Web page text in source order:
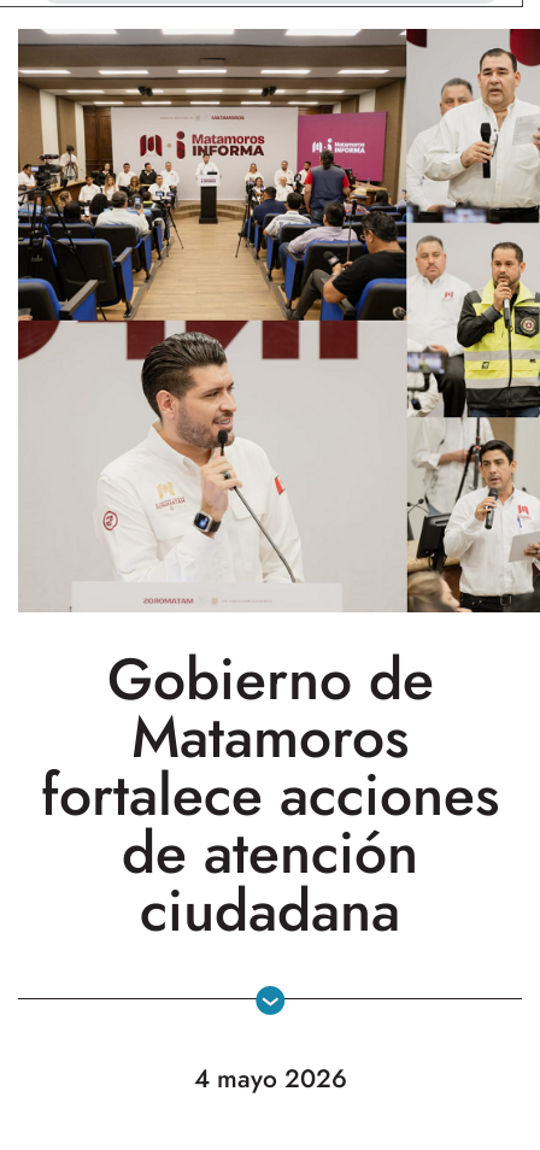
Gobierno de
Matamoros
fortalece acciones
de atención
ciudadana
4 mayo 2026